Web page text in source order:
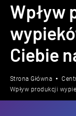
Wpływ
Ciebie
Strona Główna
Wpływ produkcji